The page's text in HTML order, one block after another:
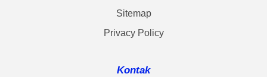
Sitemap
Privacy Policy
Kontak